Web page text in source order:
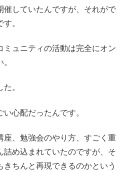
催していたんですが、それがで
。
ミュニティの活動は完全にオン
。
心配だったんです。
座、勉強会のやり方、すごく重
詰め込まれていたのですが、そ
ちんと再現できるのかという